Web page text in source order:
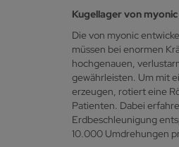
Kugellager von
Die von myonic
müssen bei enormen
hochgenauen,
gewährleisten. Um mit
erzeugen, rotiert eine
Patienten. Dabei
Erdbeschleunigung
10.000 Umdrehungen